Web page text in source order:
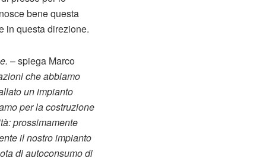
bene questa
in questa direzione.
– spiega Marco
che abbiamo
un impianto
per la costruzione
prossimamente
il nostro impianto
di autoconsumo di